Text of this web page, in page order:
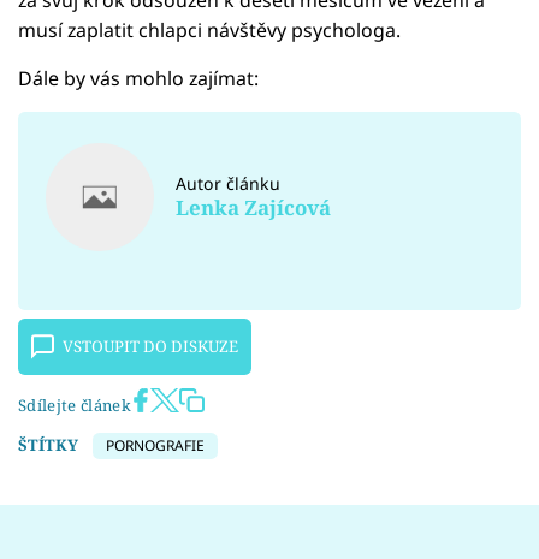
musí zaplatit chlapci návštěvy psychologa.
Dále by vás mohlo zajímat:
Autor článku
Lenka Zajícová
VSTOUPIT DO DISKUZE
Sdílejte článek
ŠTÍTKY
PORNOGRAFIE